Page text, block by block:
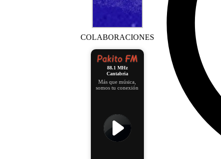
COLABORACIONES
88.1 MHz
Cantabria
Más que música,
somos tu conexión